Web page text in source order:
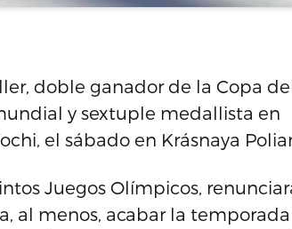
doble ganador de la Copa
y sextuple medallista en
el sábado en Krásnaya
Juegos Olímpicos,
al menos, acabar la